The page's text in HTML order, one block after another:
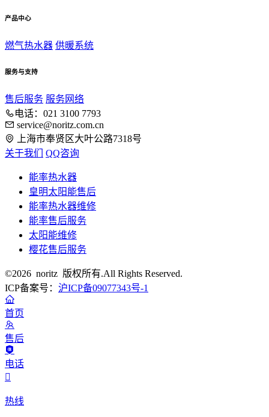
产品中心
燃气热水器 供暖系统
服务与支持
售后服务 服务网络
电话：021 3100 7793
service@noritz.com.cn
上海市奉贤区大叶公路7318号
关于我们
QQ咨询
能率热水器
皇明太阳能售后
能率热水器维修
能率售后服务
太阳能维修
樱花售后服务
©2026 noritz 版权所有.All Rights Reserved.
ICP备案号： 沪ICP备09077343号-1
首页
售后
电话

热线